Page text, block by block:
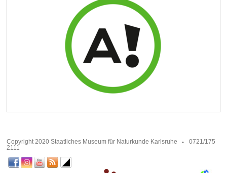
Copyright 2020 Staatliches Museum für Naturkunde Karlsruhe
0721/175
2111